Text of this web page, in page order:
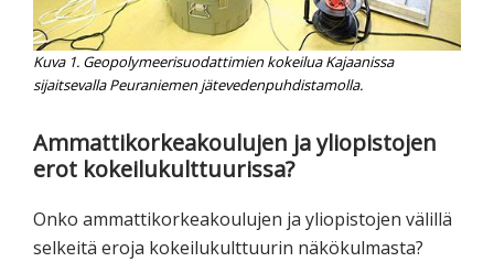
Kuva 1. Geopolymeerisuodattimien kokeilua Kajaanissa
sijaitsevalla Peuraniemen jätevedenpuhdistamolla.
Ammattikorkeakoulujen ja yliopistojen
erot kokeilukulttuurissa?
Onko ammattikorkeakoulujen ja yliopistojen välillä
selkeitä eroja kokeilukulttuurin näkökulmasta?